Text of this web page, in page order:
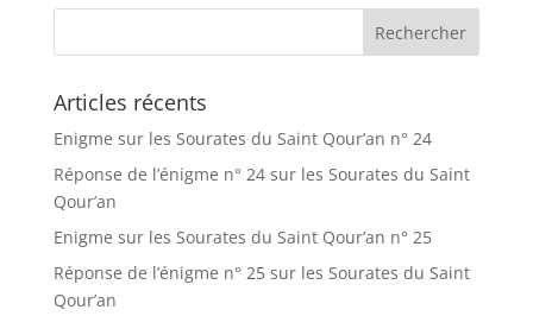
Articles récents
Enigme sur les Sourates du Saint Qour’an n° 24
Réponse de l’énigme n° 24 sur les Sourates du Saint
Qour’an
Enigme sur les Sourates du Saint Qour’an n° 25
Réponse de l’énigme n° 25 sur les Sourates du Saint
Qour’an